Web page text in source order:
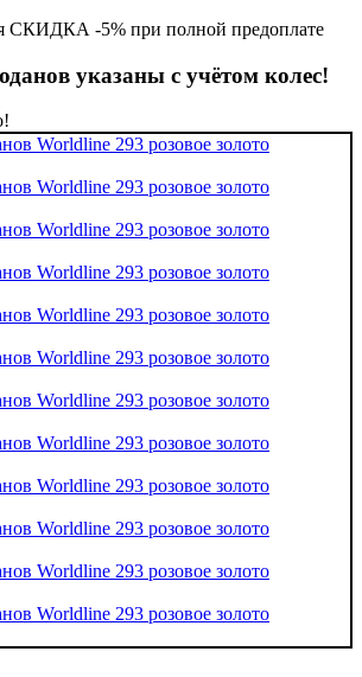
СКИДКА -5% при полной предоплате
указаны с учётом колес!